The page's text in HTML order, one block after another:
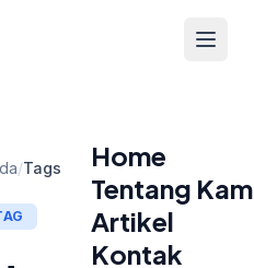
Home
Tentang
Artikel
Kontak
/Tags